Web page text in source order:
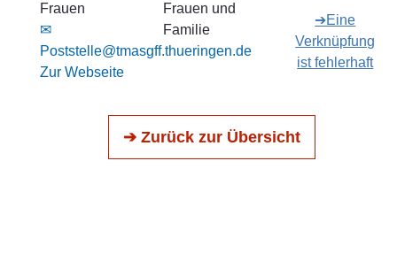
Frauen
✉
Poststelle@tmasgff.thueringen.de
Zur Webseite
Frauen und
Familie
➔Eine
Verknüpfung
ist fehlerhaft
➔ Zurück zur Übersicht